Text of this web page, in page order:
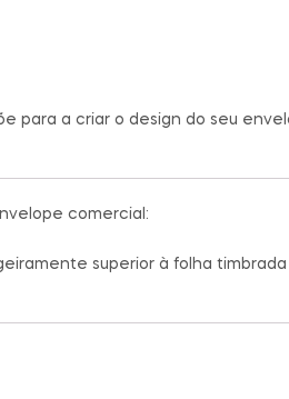
para a criar o design do seu
comercial:
superior à folha